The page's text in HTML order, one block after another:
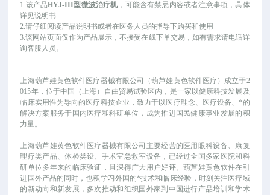
1.该产品HYJ-III型微波治疗机 ，可能含有禁忌内容或者注意事项，具体
详见说明书
2.请仔细阅读产品说明书或者在医务人员的指导下购买和使用
3.该网站页面仅作为产品展示，不接受在线下单交易，如有需求请电话详
询客服人员。
上海葫芦娃黄色软件医疗器械有限公司（葫芦娃黄色软件医疗）成立于2
015年，位于中国（上海）自由贸易试验区内，是一家以健康科技发展及
临床实用性为导向的医疗科技企业，致力于以医疗理念、医疗设备、*的
解决方案服务于国内医疗和科研单位，成为推进国民健康事业发展的积
力量。
上海葫芦娃黄色软件医疗器械有限公司主要经营的医用眼科设备、康复
理疗类产品、体检类设、手术室急救室设备，已经过全国多家医院和科
研单位多年来的临床验证，且深得广大用户好评。葫芦娃黄色软件在引
进国外产品的同时，也积学习外国的*技术和临床经验，时刻关注医疗域
的新动向和新发展，多次推动和组织国外家到中国进行产品培训和学术